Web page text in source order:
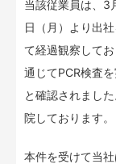
当該従業員は、3
日（月）より出
て経過観察して
通じてPCR検査
と確認されまし
院しております。
本件を受けて当